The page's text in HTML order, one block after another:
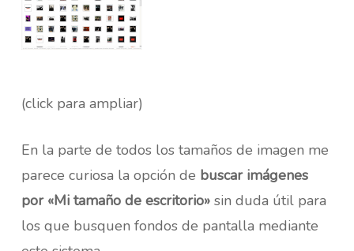
(click para ampliar)
En la parte de todos los tamaños de imagen me
parece curiosa la opción de buscar imágenes
por «Mi tamaño de escritorio»sin duda útil para
los que busquen fondos de pantalla mediante